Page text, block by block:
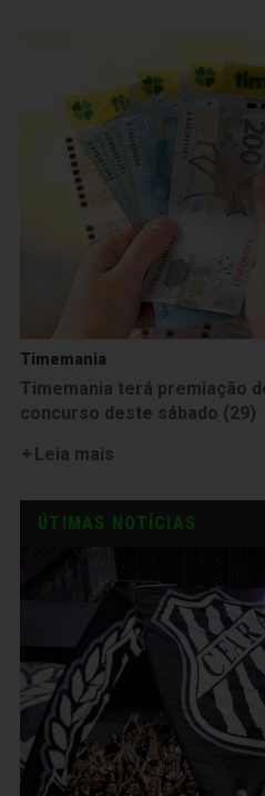
Timemania
Timemania terá premiação
concurso deste sábado (29)
Leia mais
ÚTIMAS NOTÍCIAS